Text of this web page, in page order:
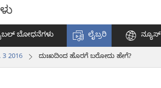
ಬೋಧನೆಗಳು ಲೈಬ್ರರಿ ನ್ಯೂಸ್‌
2016 ದುಃಖದಿಂದ ಹೊರಗೆ ಬರೋದು ಹೇಗೆ?